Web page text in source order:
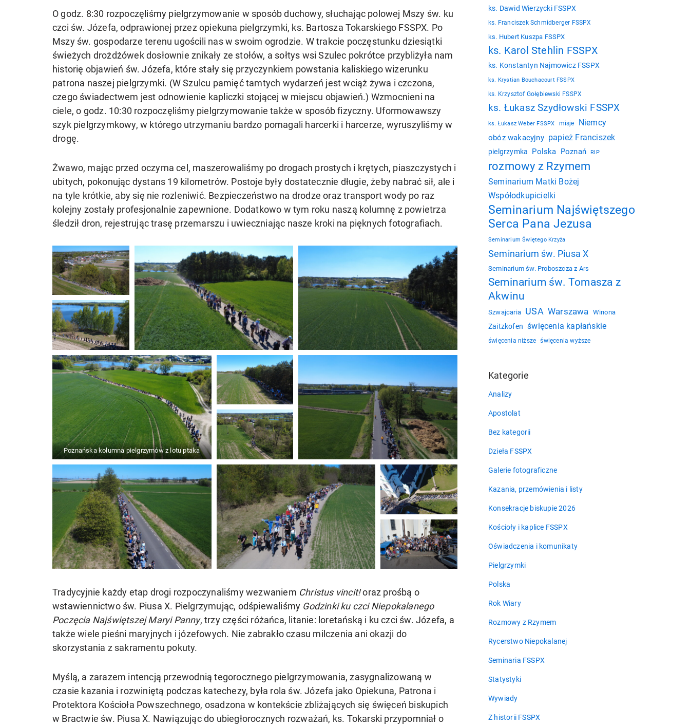
O godz. 8:30 rozpoczęliśmy pielgrzymowanie w sposób duchowy, słuchając polowej Mszy św. ku
czci św. Józefa, odprawionej przez opiekuna pielgrzymki, ks. Bartosza Tokarskiego FSSPX. Po
Mszy św. gospodarze terenu ugościli nas w swoim ogrodzie. W trakcie poczęstunku dziesiątki
świeżych drożdżówek dosłownie znikały ze stołów, a sołtys wsi Szulec pokrótce przybliżyła nam
historię objawień św. Józefa, które stały się przyczynkiem powstania kaliskiego wizerunku
patrona naszej pielgrzymki. (W Szulcu pamięć tamtych wydarzeń jest wciąż żywa i czczona,
czego świadectwem jest odnowienie kapliczki stojącej w miejscu objawień.) Wzmocnieni na
ciele, o godz. 10:30 rozpoczęliśmy pielgrzymowanie także w sposób fizyczny. Uformowawszy
szyk pielgrzymkowy, w którego utrzymaniu bardzo pomagali harcerki i harcerze, wyruszyliśmy w
drogę.
Żwawo, mając przed oczyma cel, maszerowaliśmy po drogach prostych i krętych, piaszczystych i
ubitych, pokonując dystans 19 kilometrów. Postoje były dostatecznie długie, żeby nabrać sił, ale i
na tyle krótkie, aby się nie rozleniwić. Bezpieczeństwo na drodze oraz transport wody po raz
kolejny zostały profesjonalnie zapewnione. Dodatkowo w tym roku naszą kolumnę z powietrza
śledził dron, rejestrując trasę przemarszu i uwieczniając nasze kroki na pięknych fotografiach.
Poznańska kolumna pielgrzymów z lotu ptaka
Tradycyjnie każdy etap drogi rozpoczynaliśmy wezwaniem Christus vincit!oraz prośbą o
wstawiennictwo św. Piusa X. Pielgrzymując, odśpiewaliśmy Godzinki ku czci Niepokalanego
Poczęcia Najświętszej Maryi Panny, trzy części różańca, litanie: loretańską i ku czci św. Józefa, a
także wiele pieśni maryjnych i józefowych. Nie zabrakło czasu milczenia ani okazji do
skorzystania z sakramentu pokuty.
Myślą, a zarazem intencją przewodnią tegorocznego pielgrzymowania, zasygnalizowaną w
czasie kazania i rozwiniętą podczas katechezy, była rola św. Józefa jako Opiekuna, Patrona i
Protektora Kościoła Powszechnego, osadzona w kontekście zbliżających się święceń biskupich
w Bractwie św. Piusa X. Nawiązując do ubiegłorocznych rozważań, ks. Tokarski przypomniał o
ks. Dawid Wierzycki FSSPX
ks. Franciszek Schmidberger FSSPX
ks. Hubert Kuszpa FSSPX
ks. Karol Stehlin FSSPX
ks. Konstantyn Najmowicz FSSPX
ks. Krystian Bouchacourt FSSPX
ks. Krzysztof Gołębiewski FSSPX
ks. Łukasz Szydłowski FSSPX
ks. Łukasz Weber FSSPX misje Niemcy
obóz wakacyjny papież Franciszek
pielgrzymka Polska Poznań RIP
rozmowy z Rzymem
Seminarium Matki Bożej
Współodkupicielki
Seminarium Najświętszego
Serca Pana Jezusa
Seminarium Świętego Krzyża
Seminarium św. Piusa X
Seminarium św. Proboszcza z Ars
Seminarium św. Tomasza z
Akwinu
Szwajcaria USA Warszawa Winona
Zaitzkofen święcenia kapłańskie
święcenia niższe święcenia wyższe
Kategorie
Analizy
Apostolat
Bez kategorii
Dzieła FSSPX
Galerie fotograficzne
Kazania, przemówienia i listy
Konsekracje biskupie 2026
Kościoły i kaplice FSSPX
Oświadczenia i komunikaty
Pielgrzymki
Polska
Rok Wiary
Rozmowy z Rzymem
Rycerstwo Niepokalanej
Seminaria FSSPX
Statystyki
Wywiady
Z historii FSSPX